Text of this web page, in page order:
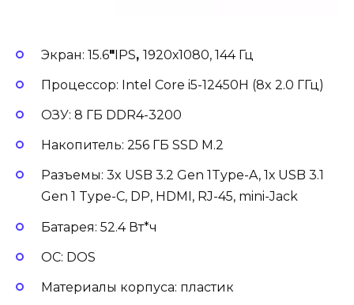
Экран: 15.6″IPS, 1920х1080, 144 Гц
Процессор: Intel Core i5-12450H (8x 2.0 ГГц)
ОЗУ: 8 ГБ DDR4-3200
Накопитель: 256 ГБ SSD М.2
Разъемы: 3x USB 3.2 Gen 1Type-A, 1х USB 3.1
Gen 1 Type-C, DP, HDMI, RJ-45, mini-Jack
Батарея: 52.4 Вт*ч
ОС: DOS
Материалы корпуса: пластик